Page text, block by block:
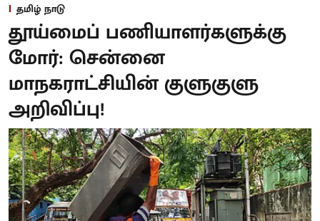
தமிழ் நாடு
தூய்மைப் பணியாளர்களுக்கு
மோர்: சென்னை
மாநகராட்சியின் குளுகுளு
அறிவிப்பு!